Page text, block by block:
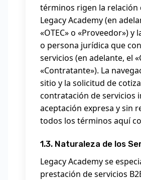
términos rigen la relación
Legacy Academy (en
«OTEC» o «Proveedor») y
o persona jurídica que
servicios (en adelante, el
«Contratante»). La
sitio y la solicitud de
contratación de servicios
aceptación expresa y sin
todos los términos aquí
1.3. Naturaleza de los
Legacy Academy se
prestación de servicios